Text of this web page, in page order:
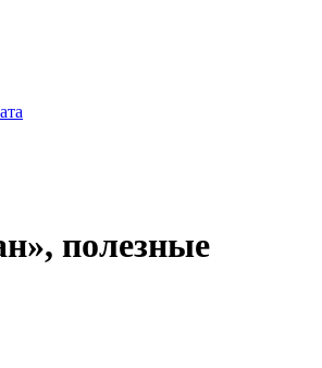
полезные